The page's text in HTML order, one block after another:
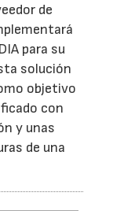
de
para su
solución
objetivo
con
y unas
de una